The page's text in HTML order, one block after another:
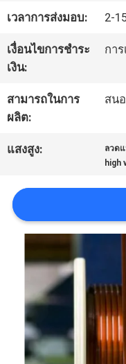
ควบคุม
คุณภาพ
ติดต่อ
เรา
ข่าว
ขอ
อ้าง
แผนผัง
เว็บไซต์
เวลาการส่งมอบ: 2-
เงื่อนไขการชำระ
เงิน:
กา
สามารถในการ
ผลิต:
สน
แสงสูง: ลวด
high